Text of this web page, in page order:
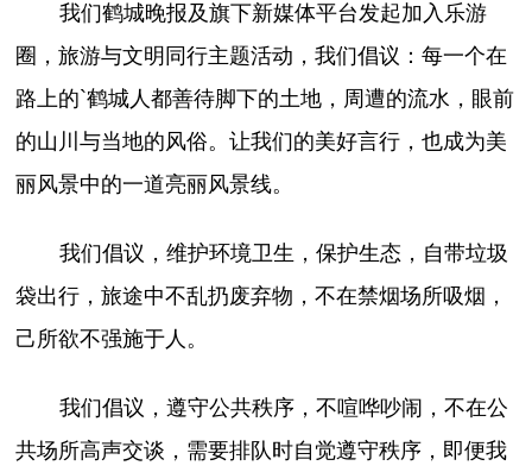
我们鹤城晚报及旗下新媒体平台发起加入乐游
圈，旅游与文明同行主题活动，我们倡议：每一个在
路上的`鹤城人都善待脚下的土地，周遭的流水，眼前
的山川与当地的风俗。让我们的美好言行，也成为美
丽风景中的一道亮丽风景线。
我们倡议，维护环境卫生，保护生态，自带垃圾
袋出行，旅途中不乱扔废弃物，不在禁烟场所吸烟，
己所欲不强施于人。
我们倡议，遵守公共秩序，不喧哗吵闹，不在公
共场所高声交谈，需要排队时自觉遵守秩序，即便我